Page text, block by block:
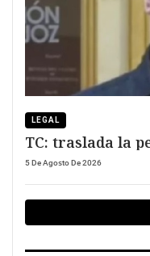
LEGAL
TC: traslada la
5 De Agosto De 2026